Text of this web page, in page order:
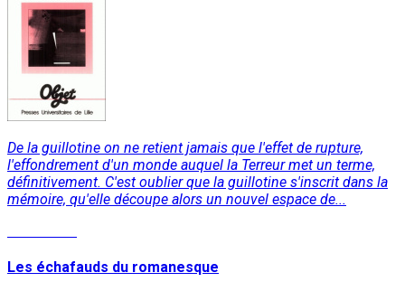
De la guillotine on ne retient jamais que l'effet de rupture,
l'effondrement d'un monde auquel la Terreur met un terme,
définitivement. C'est oublier que la guillotine s'inscrit dans la
mémoire, qu'elle découpe alors un nouvel espace de...
Les échafauds du romanesque